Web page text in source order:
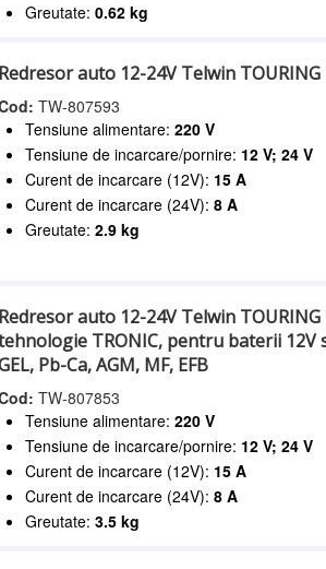
Greutate:0.62 kg
auto 12-24V Telwin TOURING
TW-807593
Tensiune alimentare:220 V
Tensiune de incarcare/pornire: 12 V; 24 V
Curent de incarcare (12V): 15 A
Curent de incarcare (24V):8 A
Greutate:2.9 kg
auto 12-24V Telwin TOURING
TRONIC, pentru baterii 12V
Pb-Ca, AGM, MF, EFB
TW-807853
Tensiune alimentare:220 V
Tensiune de incarcare/pornire: 12 V; 24 V
Curent de incarcare (12V): 15 A
Curent de incarcare (24V):8 A
Greutate:3.5 kg